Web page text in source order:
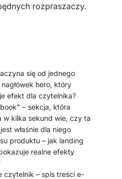
rozpraszaczy.
się od jednego
hero, który
efekt dla czytelnika?
– sekcja, która
w kilka sekund wie, czy ta
właśnie dla niego
produktu – jak landing
realne efekty
czytelnik – spis treści e-